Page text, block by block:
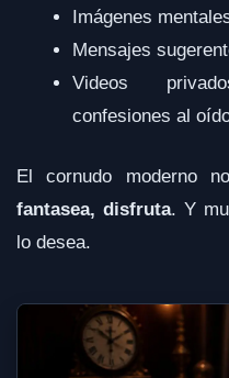
Imágenes
Mensajes
Videos
confesiones al
El cornudo moderno
fantasea, disfruta. Y
lo desea.